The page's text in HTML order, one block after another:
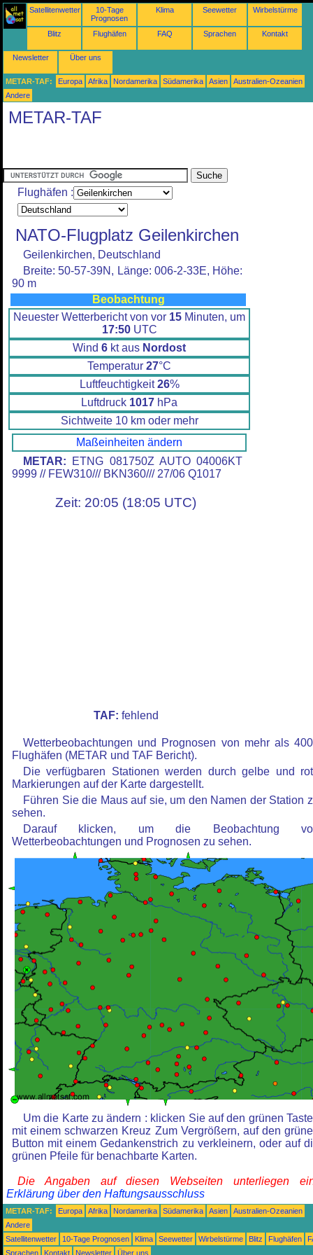
Satellitenwetter
10-Tage
Prognosen
Klima Seewetter Wirbelstürme
Blitz Flughäfen FAQ Sprachen Kontakt
Newsletter Über uns
METAR-TAF: Europa Afrika Nordamerika Südamerika Asien
Australien-Ozeanien
Andere
METAR-TAF
Flughäfen :
NATO-Flugplatz Geilenkirchen
Geilenkirchen, Deutschland
Breite: 50-57-39N, Länge: 006-2-33E, Höhe:
90 m
Beobachtung
Neuester Wetterbericht von vor 15 Minuten, um
17:50UTC
Wind 6 kt aus Nordost
Temperatur 27°C
Luftfeuchtigkeit26%
Luftdruck 1017 hPa
Sichtweite 10 km oder mehr
Maßeinheiten ändern
METAR: ETNG 081750Z AUTO 04006KT
9999 // FEW310/// BKN360/// 27/06 Q1017
Zeit: 20:05 (18:05 UTC)
TAF: fehlend
Wetterbeobachtungen und Prognosen von mehr als
Flughäfen (METAR und TAF Bericht).
Die verfügbaren Stationen werden durch gelbe und
Markierungen auf der Karte dargestellt.
Führen Sie die Maus auf sie, um den Namen der Station
sehen.
Darauf klicken, um die Beobachtung
Wetterbeobachtungen und Prognosen zu sehen.
Um die Karte zu ändern : klicken Sie auf den grünen
mit einem schwarzen Kreuz Zum Vergrößern, auf den
Button mit einem Gedankenstrich zu verkleinern, oder auf
grünen Pfeile für benachbarte Karten.
Die Angaben auf diesen Webseiten unterliegen
Erklärung über den Haftungsausschluss
METAR-TAF: Europa Afrika Nordamerika Südamerika Asien
Australien-Ozeanien
Andere
Satellitenwetter
10-Tage Prognosen Klima Seewetter Wirbelstürme Blitz Flughäfen
Sprachen
Kontakt Newsletter Über uns